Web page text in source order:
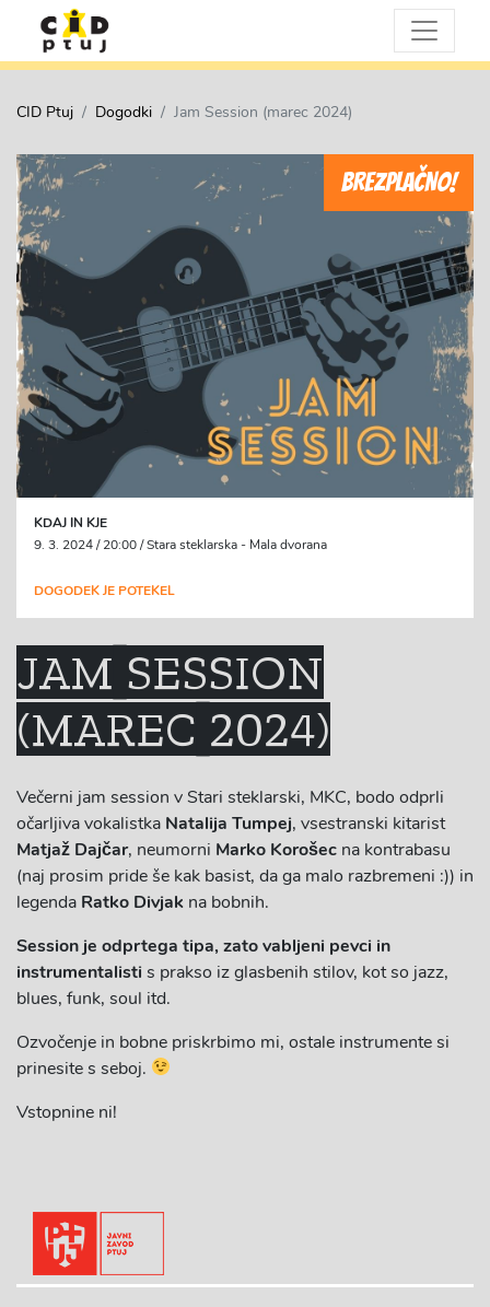
CID Ptuj Dogodki Jam Session (marec 2024)
BREZPLAČNO!
KDAJ IN KJE
9. 3. 2024 / 20:00 / Stara steklarska - Mala dvorana
DOGODEK JE POTEKEL
JAM SESSION
(MAREC 2024)
Večerni jam session v Stari steklarski, MKC, bodo odprli
očarljiva vokalistka Natalija Tumpej, vsestranski kitarist
Matjaž Dajčar, neumorni Marko Korošec na kontrabasu
(naj prosim pride še kak basist, da ga malo razbremeni :)) in
legenda Ratko Divjak na bobnih.
Session je odprtega tipa, zato vabljeni pevci in
instrumentalisti s prakso iz glasbenih stilov, kot so jazz,
blues, funk, soul itd.
Ozvočenje in bobne priskrbimo mi, ostale instrumente si
prinesite s seboj.
Vstopnine ni!